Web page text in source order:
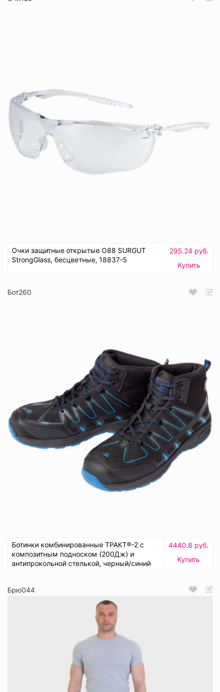
Очки защитные открытые О88 SURGUT
StrongGlass, бесцветные, 18837-5
295.24 руб.
Купить
Бот260
Ботинки комбинированные ТРАКТ®-2 с
композитным подноском (200Дж) и
антипрокольной стелькой, черный/синий
4440.8 руб.
Купить
Брю044